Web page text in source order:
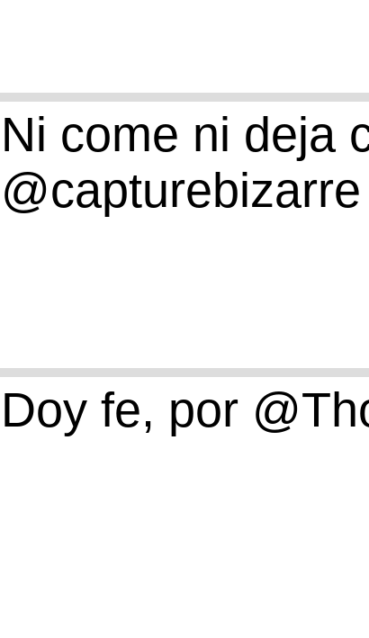
Ni come ni deja
@capturebizarre
Doy fe, por